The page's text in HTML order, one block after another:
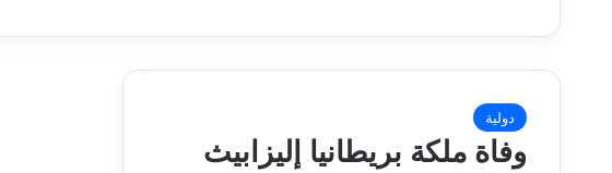
دولية
وفاة ملكة بريطانيا إليزابيث